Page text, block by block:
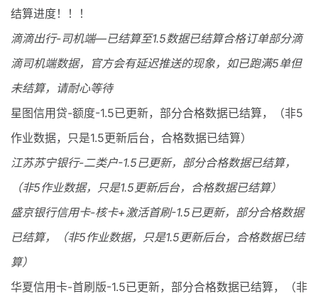
结算进度！！！
滴滴出行-司机端—已结算至1.5数据已结算合格订单部分滴
滴司机端数据，官方会有延迟推送的现象，如已跑满5单但
未结算，请耐心等待
星图信用贷-额度-1.5已更新，部分合格数据已结算，（非5
作业数据，只是1.5更新后台，合格数据已结算）
江苏苏宁银行-二类户-1.5已更新，部分合格数据已结算，
（非5作业数据，只是1.5更新后台，合格数据已结算）
盛京银行信用卡-核卡+激活首刷-1.5已更新，部分合格数据
已结算，（非5作业数据，只是1.5更新后台，合格数据已结
算）
华夏信用卡-首刷版-1.5已更新，部分合格数据已结算，（非